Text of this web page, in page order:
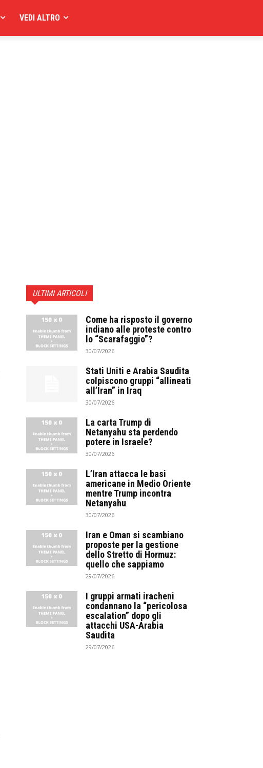
VEDI ALTRO
ULTIMI ARTICOLI
Come ha risposto il governo
indiano alle proteste contro
lo “Scarafaggio”?
30/07/2026
Stati Uniti e Arabia Saudita
colpiscono gruppi “allineati
all’Iran” in Iraq
30/07/2026
La carta Trump di
Netanyahu sta perdendo
potere in Israele?
30/07/2026
L’Iran attacca le basi
americane in Medio Oriente
mentre Trump incontra
Netanyahu
30/07/2026
Iran e Oman si scambiano
proposte per la gestione
dello Stretto di Hormuz:
quello che sappiamo
29/07/2026
I gruppi armati iracheni
condannano la “pericolosa
escalation” dopo gli
attacchi USA-Arabia
Saudita
29/07/2026